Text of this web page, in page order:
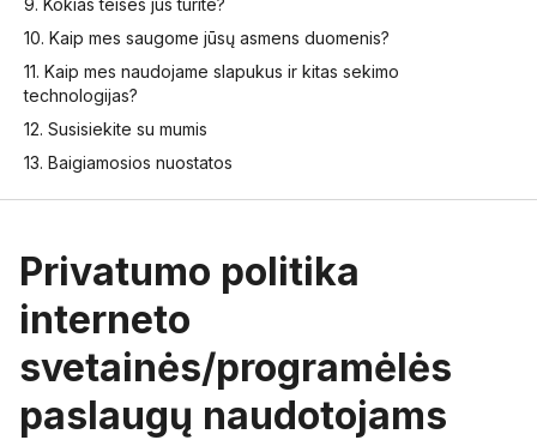
9. Kokias teises jūs turite?
10. Kaip mes saugome jūsų asmens duomenis?
11. Kaip mes naudojame slapukus ir kitas sekimo
technologijas?
12. Susisiekite su mumis
13. Baigiamosios nuostatos
Privatumo politika
interneto
svetainės/programėlės
paslaugų naudotojams